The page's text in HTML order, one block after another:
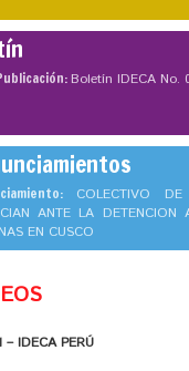
Boletín IDECA No.
COLECTIVO
ANTE LA DETENCION
EN CUSCO
IDECA PERÚ